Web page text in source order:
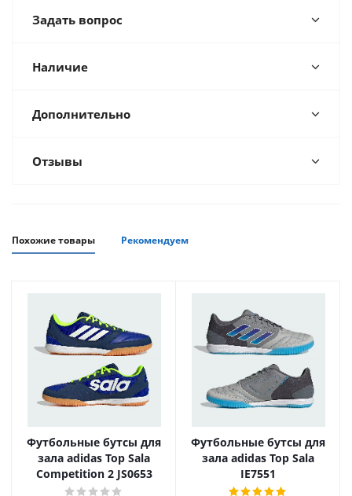
Задать вопрос
Наличие
Дополнительно
Отзывы
Похожие товары Рекомендуем
Футбольные бутсы для
зала adidas Top Sala
Competition 2 JS0653
Футбольные бутсы для
зала adidas Top Sala
IE7551